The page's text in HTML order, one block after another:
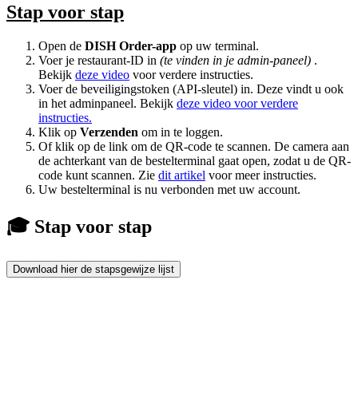
Stap voor stap
Open de DISH Order-app op uw terminal.
Voer je restaurant-ID in (te vinden in je admin-paneel) .
Bekijk deze video voor verdere instructies.
Voer de beveiligingstoken (API-sleutel) in. Deze vindt u ook
in het adminpaneel. Bekijk deze video voor verdere
instructies.
Klik op Verzenden om in te loggen.
Of klik op de link om de QR-code te scannen. De camera aan
de achterkant van de bestelterminal gaat open, zodat u de QR-
code kunt scannen. Zie dit artikel voor meer instructies.
Uw bestelterminal is nu verbonden met uw account.
🎓 Stap voor stap
Download hier de stapsgewijze lijst